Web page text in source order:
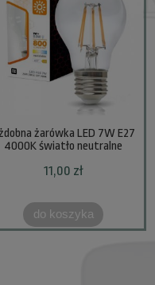
żarówka LED 7W E27
4000K światło neutralne
11,00 zł
do koszyka